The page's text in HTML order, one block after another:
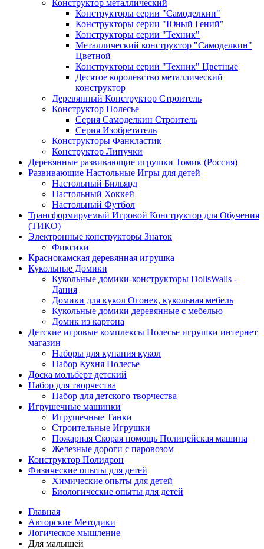
Конструктор металлический
Конструкторы серии "Самоделкин"
Конструкторы серии "Юный Гений"
Конструкторы серии "Техник"
Металлический конструктор "Самоделкин"
Цветной
Конструкторы серии "Техник" Цветные
Десятое королевство металлический
конструктор
Деревянный Конструктор Строитель
Конструктор Полесье
Серия Самоделкин Строитель
Серия Изобретатель
Конструкторы Фанкластик
Конструктор Липучки
Деревянные развивающие игрушки Томик (Россия)
Развивающие Настольные Игры для детей
Настольный Бильярд
Настольный Хоккей
Настольный Футбол
Трансформируемый Игровой Конструктор для Обучения
(ТИКО)
Электронные конструкторы Знаток
Фиксики
Краснокамская деревянная игрушка
Кукольные Домики
Кукольные домики-конструкторы DollsWalls -
Дания
Домики для кукол Огонек, кукольная мебель
Кукольные домики деревянные с мебелью
Домик из картона
Детские игровые комплексы Полесье игрушки интернет
магазин
Наборы для купания кукол
Набор Кухня Полесье
Доска мольберт детский
Набор для творчества
Набор для детского творчества
Игрушечные машинки
Игрушечные Танки
Строительные Игрушки
Пожарная Скорая помощь Полицейская машина
Железные дороги с паровозом
Конструктор Полидрон
Физические опыты для детей
Химические опыты для детей
Биологические опыты для детей
Главная
Авторские Методики
Логическое мышление
Для малышей